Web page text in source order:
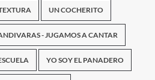
UN COCHERITO
- JUGAMOS A CANTAR
YO SOY EL PANADERO